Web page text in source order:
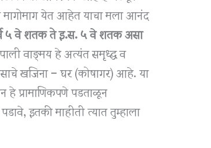
मागोमाग येत आहेत याचा मला आनंद
५ वे शतक ते इ.स. ५ वे शतक असा
वाङ्‌मय हे अत्यंत समृध्द्ध व
खजिना – घर (कोषागर) आहे. या
प्रामाणिकपणे पडताळून
इतकी माहीती त्यात तुम्हाला